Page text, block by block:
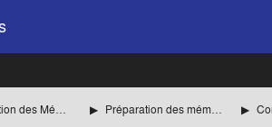
Fonds Jean Monnet : rédaction des Mémoires Préparation des mémoires